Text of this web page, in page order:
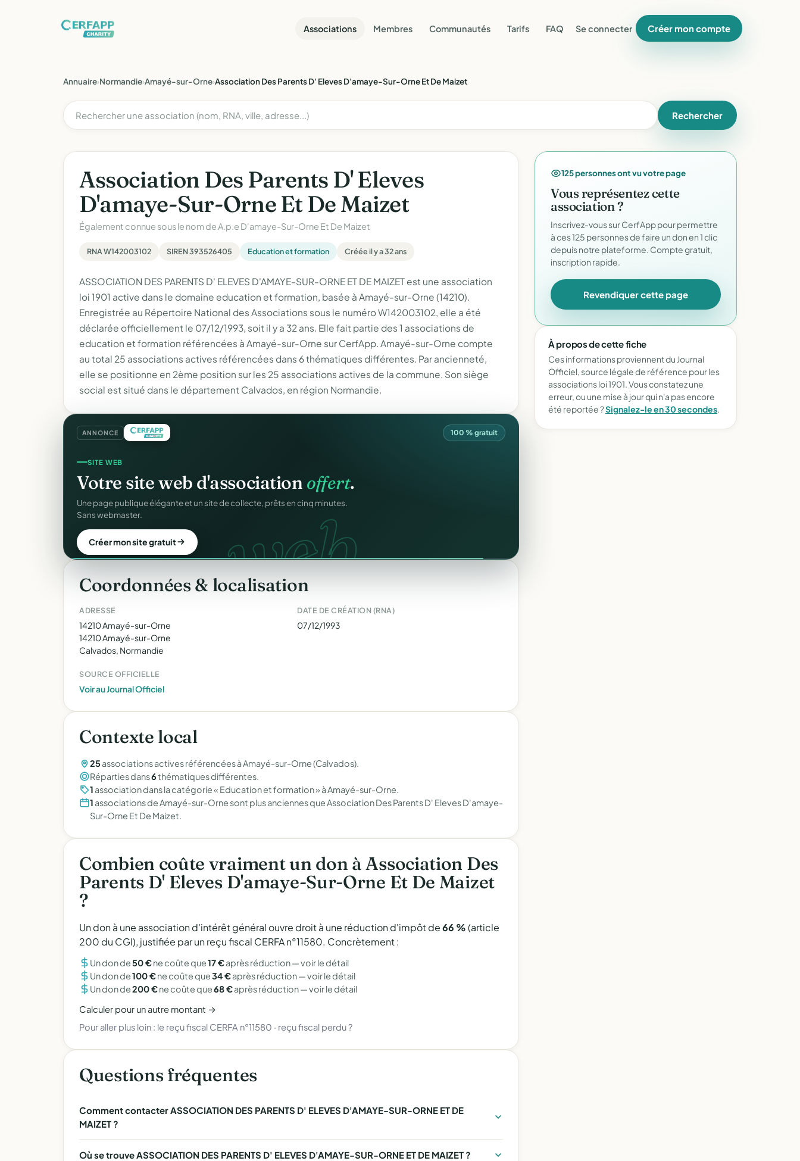
Associations Membres Communautés Tarifs FAQ Se connecter Créer mon compte
Annuaire›Normandie›Amayé-sur-Orne›Association Des Parents D' Eleves D'amaye-Sur-Orne Et De Maizet
Rechercher
Association Des Parents D' Eleves
D'amaye-Sur-Orne Et De Maizet
Également connue sous le nom deA.p.e D'amaye-Sur-Orne Et De Maizet
RNA W142003102 SIREN 393526405 Education et formation Créée il y a 32 ans
ASSOCIATION DES PARENTS D' ELEVES D'AMAYE-SUR-ORNE ET DE MAIZET est une association
loi 1901 active dans le domaine education et formation, basée à Amayé-sur-Orne (14210).
Enregistrée au Répertoire National des Associations sous le numéro W142003102, elle a été
déclarée officiellement le 07/12/1993, soit il y a 32 ans. Elle fait partie des 1 associations de
education et formation référencées à Amayé-sur-Orne sur CerfApp. Amayé-sur-Orne compte
au total 25 associations actives référencées dans 6 thématiques différentes. Par ancienneté,
elle se positionne en 2ème position sur les 25 associations actives de la commune. Son siège
social est situé dans le département Calvados, en région Normandie.
ANNONCE 100 % gratuit
web.
SITE WEB
Votre site web d'association offert.
Une page publique élégante et un site de collecte, prêts en cinq minutes.
Sans webmaster.
Créer mon site gratuit dons.
COLLECTE DE DONS
Collectez des donsen ligne.
Campagnes, paiement sécurisé, reçu fiscal instantané pour chaque
donateur. 100 % gratuit.
Lancer ma collecte
Coordonnées & localisation
ADRESSE
14210 Amayé-sur-Orne
14210 Amayé-sur-Orne
Calvados, Normandie
DATE DE CRÉATION (RNA)
07/12/1993
SOURCE OFFICIELLE
Voir au Journal Officiel
Contexte local
25associations actives référencées à Amayé-sur-Orne (Calvados).
Réparties dans6thématiques différentes.
1 association dans la catégorie « Education et formation » à Amayé-sur-Orne.
1 associations de Amayé-sur-Orne sont plus anciennes que Association Des Parents D' Eleves D'amaye-
Sur-Orne Et De Maizet.
Combien coûte vraiment un don à Association Des
Parents D' Eleves D'amaye-Sur-Orne Et De Maizet
?
Un don à une association d'intérêt général ouvre droit à une réduction d'impôt de66 %(article
200 du CGI), justifiée par un reçu fiscal CERFA n°11580. Concrètement :
Un don de50 €ne coûte que17 €après réduction —voir le détail
Un don de100 €ne coûte que34 €après réduction —voir le détail
Un don de200 €ne coûte que68 €après réduction —voir le détail
Calculer pour un autre montant →
Pour aller plus loin : le reçu fiscal CERFA n°11580 · reçu fiscal perdu ?
Questions fréquentes
Comment contacter ASSOCIATION DES PARENTS D' ELEVES D'AMAYE-SUR-ORNE ET DE
MAIZET ?
Où se trouve ASSOCIATION DES PARENTS D' ELEVES D'AMAYE-SUR-ORNE ET DE MAIZET ?
125 personnes ont vu votre page
Vous représentez cette
association ?
Inscrivez-vous sur CerfApp pour permettre
à ces 125 personnes de faire un don en 1 clic
depuis notre plateforme. Compte gratuit,
inscription rapide.
Revendiquer cette page
À propos de cette fiche
Ces informations proviennent du Journal
Officiel, source légale de référence pour les
associations loi 1901. Vous constatez une
erreur, ou une mise à jour qui n'a pas encore
été reportée ?Signalez-le en 30 secondes.